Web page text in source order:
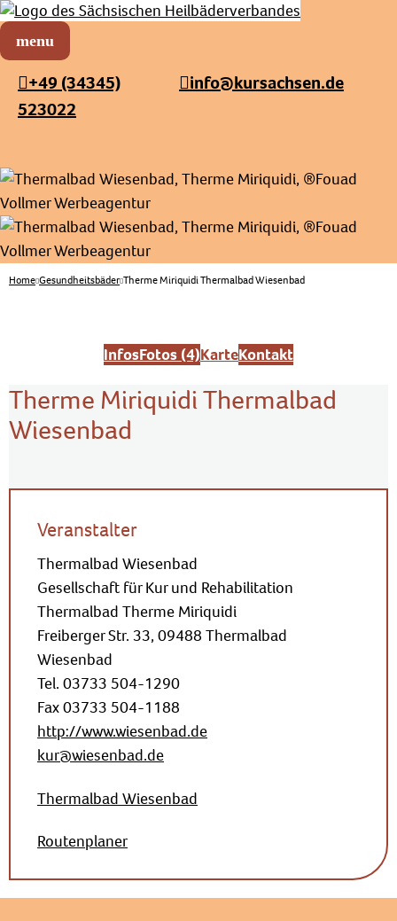
Sächsischer Heilbäderverband
+49 (34345)
523022
info@kursachsen.de
Home Gesundheitsbäder Therme Miriquidi Thermalbad Wiesenbad
InfosFotos (4)KarteKontakt
Therme Miriquidi Thermalbad
Wiesenbad
Veranstalter
Thermalbad Wiesenbad
Gesellschaft für Kur und Rehabilitation
Thermalbad Therme Miriquidi
Freiberger Str. 33, 09488 Thermalbad
Wiesenbad
Tel. 03733 504-1290
Fax 03733 504-1188
http://www.wiesenbad.de
kur@wiesenbad.de
Thermalbad Wiesenbad
Routenplaner